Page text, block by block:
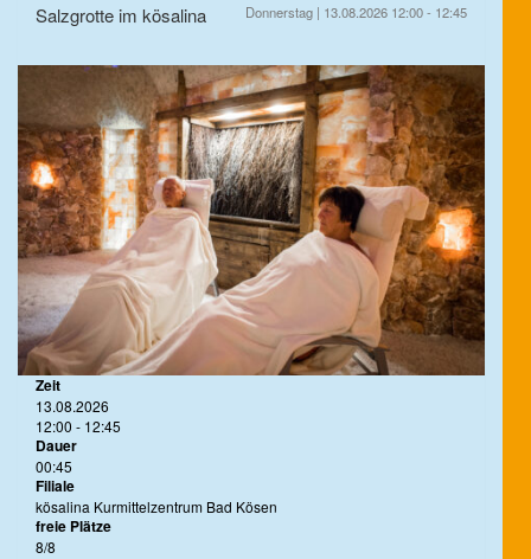
Salzgrotte im kösalina Donnerstag | 13.08.2026 12:00 - 12:45
Zeit
13.08.2026
12:00 - 12:45
Dauer
00:45
Filiale
kösalina Kurmittelzentrum Bad Kösen
freie Plätze
8/8